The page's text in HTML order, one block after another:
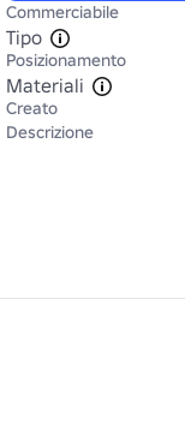
Commerciabile
Tipo
Posizionamento
Materiali
Creato
Descrizione